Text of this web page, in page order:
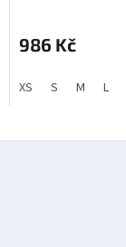
986 Kč
XS S M L